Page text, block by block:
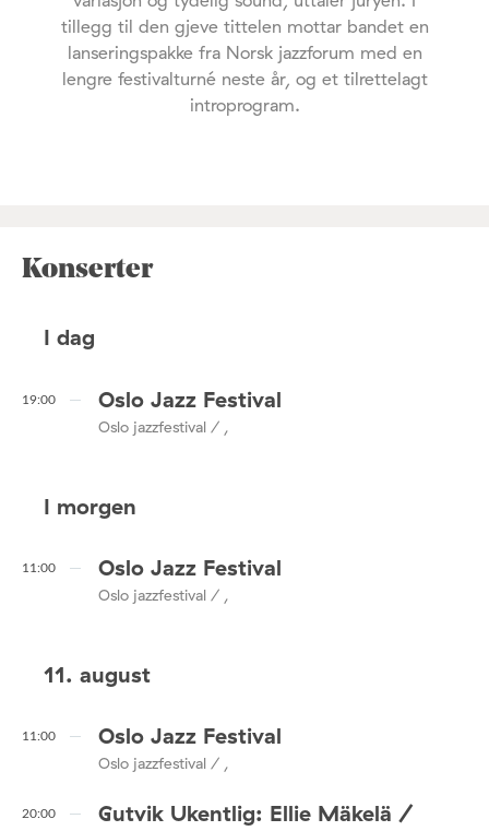
tillegg til den gjeve tittelen mottar bandet en
lanseringspakke fra Norsk jazzforum med en
lengre festivalturné neste år, og et tilrettelagt
introprogram.
Konserter
I dag
19:00 Oslo Jazz Festival
Oslo jazzfestival / ,
I morgen
11:00 Oslo Jazz Festival
Oslo jazzfestival / ,
11. august
11:00 Oslo Jazz Festival
Oslo jazzfestival / ,
20:00
Gutvik Ukentlig: Ellie Mäkelä /